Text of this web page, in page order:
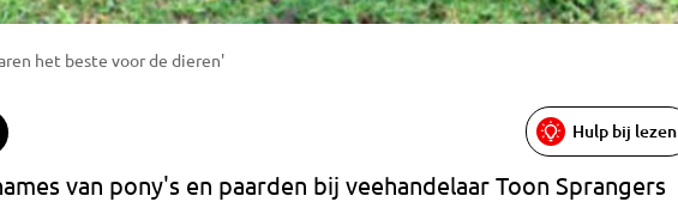
het beste voor de dieren'
Hulp bij lezen
van pony's en paarden bij veehandelaar Toon Sprangers